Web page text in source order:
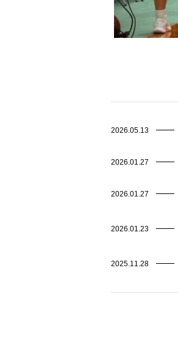
2026.05.13
2026.01.27
2026.01.27
2026.01.23
2025.11.28